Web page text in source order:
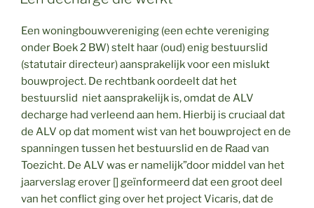
Een woningbouwvereniging (een echte vereniging
onder Boek 2 BW) stelt haar (oud) enig bestuurslid
(statutair directeur) aansprakelijk voor een mislukt
bouwproject. De rechtbank oordeelt dat het
bestuurslid niet aansprakelijk is, omdat de ALV
decharge had verleend aan hem. Hierbij is cruciaal dat
de ALV op dat moment wist van het bouwproject en de
spanningen tussen het bestuurslid en de Raad van
Toezicht. De ALV was er namelijk”door middel van het
jaarverslag erover [] geïnformeerd dat een groot deel
van het conflict ging over het project Vicaris, dat de